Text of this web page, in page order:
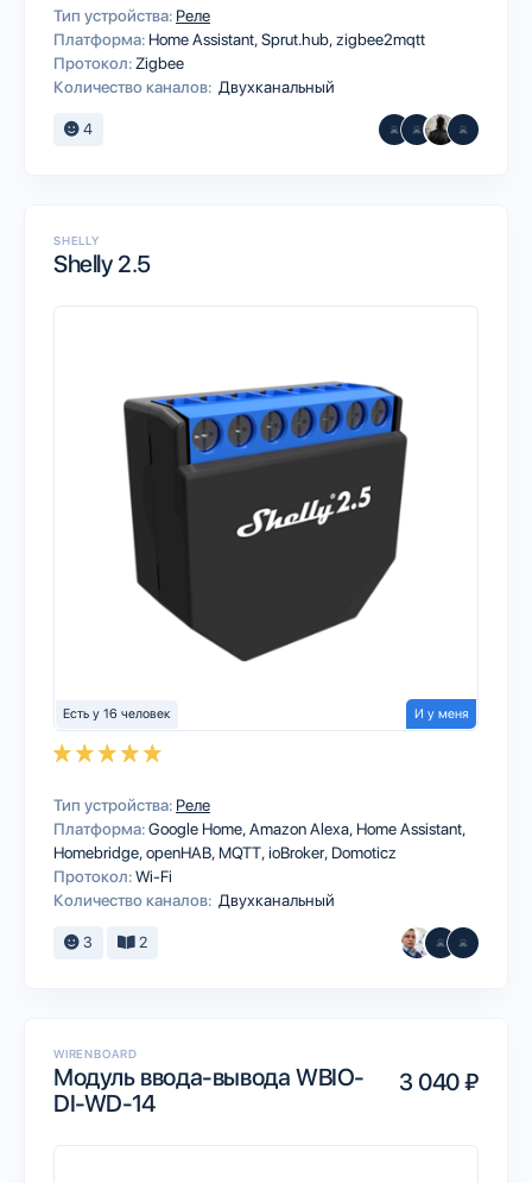
Тип устройства: Реле
Платформа: Home AssistantSprut.hubzigbee2mqtt
Протокол: Zigbee
Количество каналов: Двухканальный
4
SHELLY
Shelly 2.5
Есть у 16 человек И у меня
Тип устройства: Реле
Платформа:Google HomeAmazon Alexa Home Assistant
HomebridgeopenHAB MQTTioBroker Domoticz
Протокол:Wi-Fi
Количество каналов: Двухканальный
3 2
WIRENBOARD
Модуль ввода-вывода WBIO-
DI-WD-14
3 040 ₽